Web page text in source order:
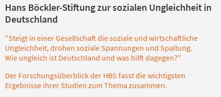
Hans Böckler-Stiftung zur sozialen Ungleichheit in
Deutschland
"Steigt in einer Gesellschaft die soziale und wirtschaftliche
Ungleichheit, drohen soziale Spannungen und Spaltung.
Wie ungleich ist Deutschland und was hilft dagegen?"
Der Forschungsüberblick der HBS fasst die wichtigsten
Ergebnisse ihrer Studien zum Thema zusammen.